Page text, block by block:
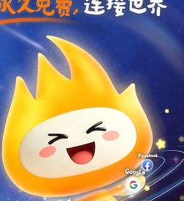
支持
旋风加速器
软件中心 雷霆加速
狂飙加速器